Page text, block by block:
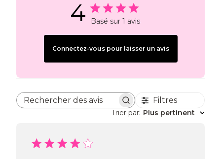
4 Basé sur 1 avis
Connectez-vous pour laisser un avis
Rechercher des avisFiltres
Trier par: Plus pertinent